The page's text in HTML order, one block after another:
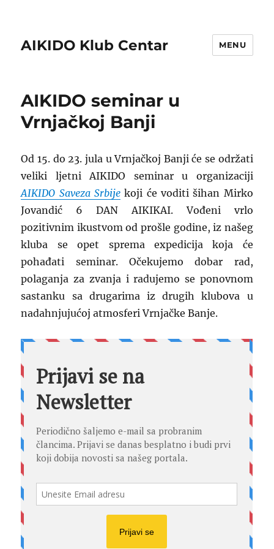
AIKIDO Klub Centar MENU
AIKIDO seminar u
Vrnjačkoj Banji
Od 15. do 23. jula u Vrnjačkoj Banji će se održati
veliki ljetni AIKIDO seminar u organizaciji
AIKIDO Saveza Srbije koji će voditi šihan Mirko
Jovandić 6 DAN AIKIKAI. Vođeni vrlo
pozitivnim ikustvom od prošle godine, iz našeg
kluba se opet sprema expedicija koja će
pohađati seminar. Očekujemo dobar rad,
polaganja za zvanja i radujemo se ponovnom
sastanku sa drugarima iz drugih klubova u
nadahnjujućoj atmosferi Vrnjačke Banje.